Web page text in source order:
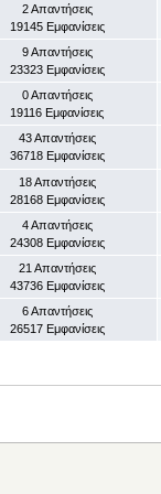
2 Απαντήσεις
19145 Εμφανίσεις
9 Απαντήσεις
23323 Εμφανίσεις
0 Απαντήσεις
19116 Εμφανίσεις
43 Απαντήσεις
36718 Εμφανίσεις
18 Απαντήσεις
28168 Εμφανίσεις
4 Απαντήσεις
24308 Εμφανίσεις
21 Απαντήσεις
43736 Εμφανίσεις
6 Απαντήσεις
26517 Εμφανίσεις